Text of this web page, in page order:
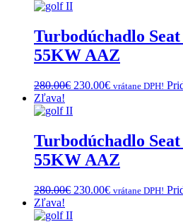
Turbodúchadlo
55KW AAZ
280.00€ Original
230.00€Current
vrátane DPH!
Zľava!
Turbodúchadlo
55KW AAZ
280.00€ Original
230.00€Current
vrátane DPH!
Zľava!